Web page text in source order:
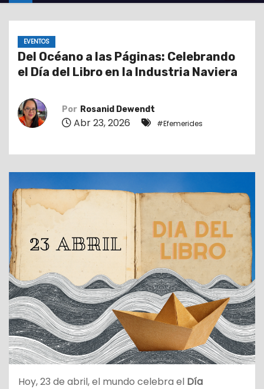
o
EVENTOS
Del Océano a las Páginas: Celebrando
el Día del Libro en la Industria Naviera
Por Rosanid Dewendt
Abr 23, 2026 #Efemerides
Hoy, 23 de abril, el mundo celebra el Día